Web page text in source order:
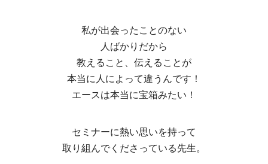
私が出会ったことのない
人ばかりだから
教えること、伝えることが
本当に人によって違うんです！
エースは本当に宝箱みたい！
セミナーに熱い思いを持って
取り組んでくださっている先生。